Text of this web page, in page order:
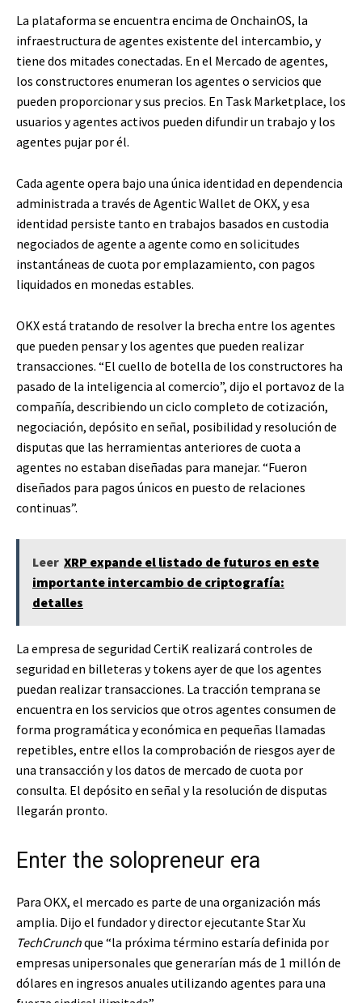
La plataforma se encuentra encima de OnchainOS, la
infraestructura de agentes existente del intercambio, y
tiene dos mitades conectadas. En el Mercado de agentes,
los constructores enumeran los agentes o servicios que
pueden proporcionar y sus precios. En Task Marketplace, los
usuarios y agentes activos pueden difundir un trabajo y los
agentes pujar por él.
Cada agente opera bajo una única identidad en dependencia
administrada a través de Agentic Wallet de OKX, y esa
identidad persiste tanto en trabajos basados ​​en custodia
negociados de agente a agente como en solicitudes
instantáneas de cuota por emplazamiento, con pagos
liquidados en monedas estables.
OKX está tratando de resolver la brecha entre los agentes
que pueden pensar y los agentes que pueden realizar
transacciones. “El cuello de botella de los constructores ha
pasado de la inteligencia al comercio”, dijo el portavoz de la
compañía, describiendo un ciclo completo de cotización,
negociación, depósito en señal, posibilidad y resolución de
disputas que las herramientas anteriores de cuota a
agentes no estaban diseñadas para manejar. “Fueron
diseñados para pagos únicos en puesto de relaciones
continuas”.
Leer XRP expande el listado de futuros en este
importante intercambio de criptografía:
detalles
La empresa de seguridad CertiK realizará controles de
seguridad en billeteras y tokens ayer de que los agentes
puedan realizar transacciones. La tracción temprana se
encuentra en los servicios que otros agentes consumen de
forma programática y económica en pequeñas llamadas
repetibles, entre ellos la comprobación de riesgos ayer de
una transacción y los datos de mercado de cuota por
consulta. El depósito en señal y la resolución de disputas
llegarán pronto.
Enter the solopreneur era
Para OKX, el mercado es parte de una organización más
amplia. Dijo el fundador y director ejecutante Star Xu
TechCrunchque “la próxima término estaría definida por
empresas unipersonales que generarían más de 1 millón de
dólares en ingresos anuales utilizando agentes para una